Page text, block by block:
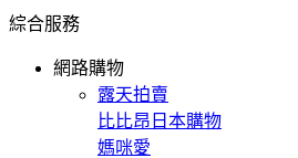
綜合服務
網路購物
露天拍賣
比比昂日本購物
媽咪愛